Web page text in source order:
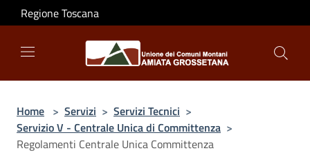
Salta al contenuto principale
Regione Toscana
Home > Servizi > Servizi Tecnici >
Servizio V - Centrale Unica di Committenza >
Regolamenti Centrale Unica Committenza